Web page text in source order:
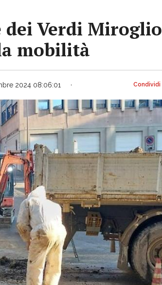
Verdi Miroglio
mobilità
2024 08:06:01